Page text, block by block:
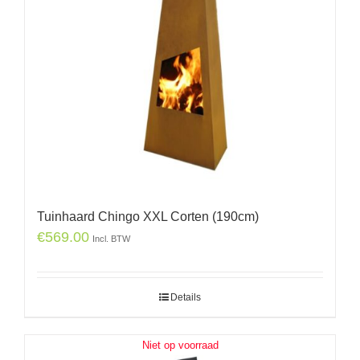
Tuinhaard Chingo XXL Corten (190cm)
€569.00 Incl. BTW
Details
Niet op voorraad